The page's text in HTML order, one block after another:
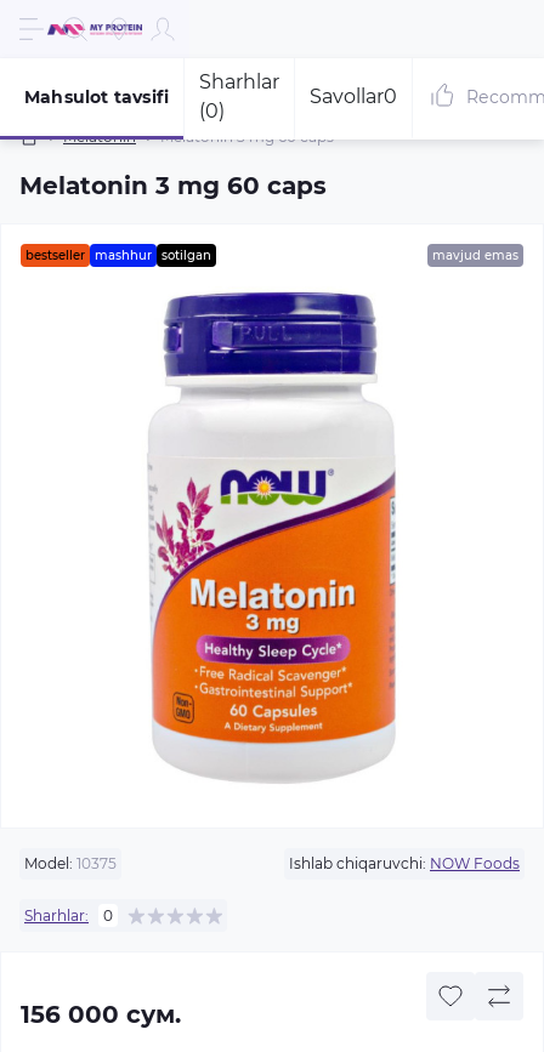
Melatonin Melatonin 3 mg 60 caps
Melatonin 3 mg 60 caps
Mahsulot tavsifi
Sharhlar
(0)
Savollar0
bestseller mashhur sotilgan mavjud emas
Model: 10375 Ishlab chiqaruvchi: NOW Foods
Sharhlar: 0
156 000 сум.